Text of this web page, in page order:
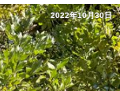
2022年10月30日